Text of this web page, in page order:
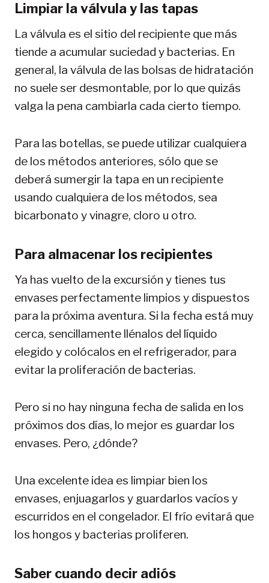
Limpiar la válvula y las tapas
La válvula es el sitio del recipiente que más
tiende a acumular suciedad y bacterias. En
general, la válvula de las bolsas de hidratación
no suele ser desmontable, por lo que quizás
valga la pena cambiarla cada cierto tiempo.
Para las botellas, se puede utilizar cualquiera
de los métodos anteriores, sólo que se
deberá sumergir la tapa en un recipiente
usando cualquiera de los métodos, sea
bicarbonato y vinagre, cloro u otro.
Para almacenar los recipientes
Ya has vuelto de la excursión y tienes tus
envases perfectamente limpios y dispuestos
para la próxima aventura. Si la fecha está muy
cerca, sencillamente llénalos del líquido
elegido y colócalos en el refrigerador, para
evitar la proliferación de bacterias.
Pero si no hay ninguna fecha de salida en los
próximos dos días, lo mejor es guardar los
envases. Pero, ¿dónde?
Una excelente idea es limpiar bien los
envases, enjuagarlos y guardarlos vacíos y
escurridos en el congelador. El frío evitará que
los hongos y bacterias proliferen.
Saber cuando decir adiós